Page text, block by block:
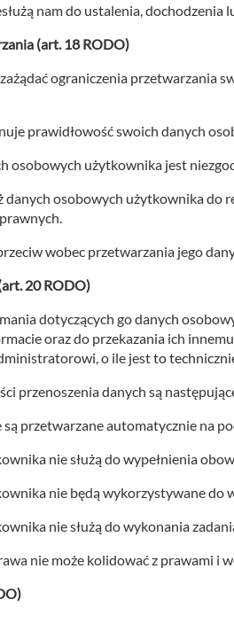
nam do ustalenia, dochodzenia
(art. 18 RODO)
ograniczenia przetwarzania
prawidłowość swoich danych
osobowych użytkownika jest
danych osobowych użytkownika do
wobec przetwarzania jego
20 RODO)
dotyczących go danych
oraz do przekazania ich
o ile jest to
przenoszenia danych są
są przetwarzane automatycznie na
nie służą do wypełnienia
nie będą wykorzystywane do
nie służą do wykonania
nie może kolidować z prawami i